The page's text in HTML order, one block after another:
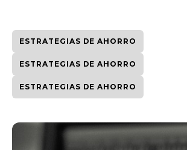
ESTRATEGIAS DE AHORRO
ESTRATEGIAS DE AHORRO
ESTRATEGIAS DE AHORRO